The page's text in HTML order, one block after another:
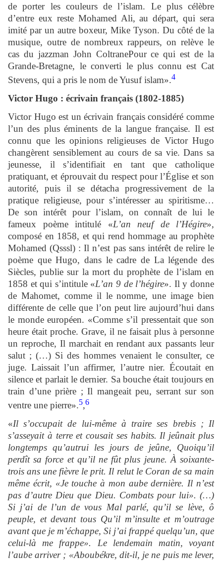
de porter les couleurs de l’islam. Le plus célèbre
d’entre eux reste Mohamed Ali, au départ, qui sera
imité par un autre boxeur, Mike Tyson. Du côté de la
musique, outre de nombreux rappeurs, on relève le
cas du jazzman John ColtranePour ce qui est de la
Grande-Bretagne, le converti le plus connu est Cat
Stevens, qui a pris le nom de Yusuf islam».4
Victor Hugo : écrivain français (1802-1885)
Victor Hugo est un écrivain français considéré comme
l’un des plus éminents de la langue française. Il est
connu que les opinions religieuses de Victor Hugo
changèrent sensiblement au cours de sa vie. Dans sa
jeunesse, il s’identifiait en tant que catholique
pratiquant, et éprouvait du respect pour l’Église et son
autorité, puis il se détacha progressivement de la
pratique religieuse, pour s’intéresser au spiritisme…
De son intérêt pour l’islam, on connaît de lui le
fameux poème intitulé «L’an neuf de l’Hégire»,
composé en 1858, et qui rend hommage au prophète
Mohamed (Qsssl) : Il n’est pas sans intérêt de relire le
poème que Hugo, dans le cadre de La légende des
Siècles, publie sur la mort du prophète de l’islam en
1858 et qui s’intitule «L’an 9 de l’hégire». Il y donne
de Mahomet, comme il le nomme, une image bien
différente de celle que l’on peut lire aujourd’hui dans
le monde européen. «Comme s’il pressentait que son
heure était proche. Grave, il ne faisait plus à personne
un reproche, Il marchait en rendant aux passants leur
salut ; (…) Si des hommes venaient le consulter, ce
juge. Laissait l’un affirmer, l’autre nier. Écoutait en
silence et parlait le dernier. Sa bouche était toujours en
train d’une prière ; Il mangeait peu, serrant sur son
ventre une pierre».5,6
«Il s’occupait de lui-même à traire ses brebis ; Il
s’asseyait à terre et cousait ses habits. Il jeûnait plus
longtemps qu’autrui les jours de jeûne, Quoiqu’il
perdît sa force et qu’il ne fût plus jeune. À soixante-
trois ans une fièvre le prit. Il relut le Coran de sa main
même écrit, «Je touche à mon aube dernière. Il n’est
pas d’autre Dieu que Dieu. Combats pour lui». (…)
Si j’ai de l’un de vous Mal parlé, qu’il se lève, ô
peuple, et devant tous Qu’il m’insulte et m’outrage
avant que je m’échappe, Si j’ai frappé quelqu’un, que
celui-là me frappe». Le lendemain matin, voyant
l’aube arriver ; «Aboubékre, dit-il, je ne puis me lever,